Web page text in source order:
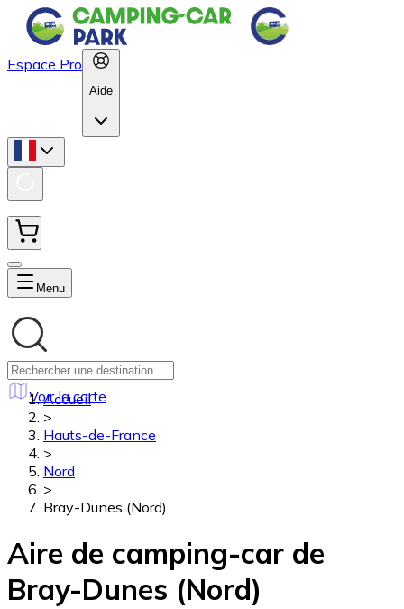
Espace Pro
Aide
Menu
Voir la carte
Accueil
>
Hauts-de-France
>
Nord
>
Bray-Dunes (Nord)
Aire de camping-car de
Bray-Dunes (Nord)